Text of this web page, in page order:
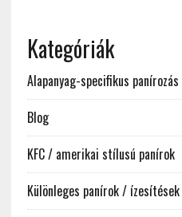
Kategóriák
Alapanyag-specifikus panírozás
Blog
KFC / amerikai stílusú panírok
Különleges panírok / ízesítések